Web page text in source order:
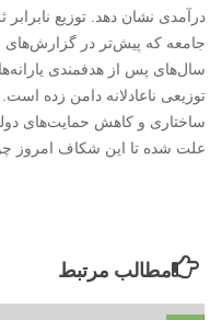
درآمدی نشان دهد. توزیع
جامعه که پیش‌تر در گزارش‌های
سال‌های پس از هدفمندی
توزیعی ناعادلانه دامن زده
ساختاری و کاهش حمایت‌های
علت شده تا این شکاف امروز
مطالب مرتبط